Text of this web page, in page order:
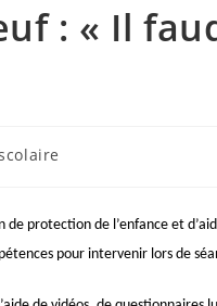
: « Il
protection de l’enfance et
pour intervenir lors de